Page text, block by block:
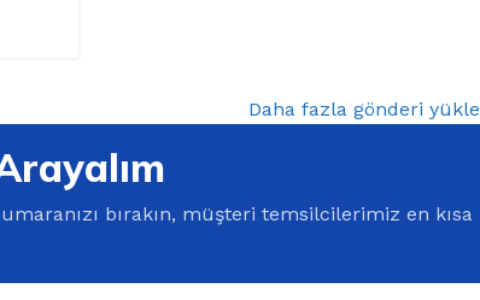
Daha fazla gönderi yükle
bırakın, müşteri temsilcilerimiz en kısa